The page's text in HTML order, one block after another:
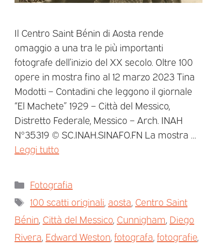
Il Centro Saint Bénin di Aosta rende
omaggio a una tra le più importanti
fotografe dell’inizio del XX secolo. Oltre 100
opere in mostra fino al 12 marzo 2023 Tina
Modotti – Contadini che leggono il giornale
“El Machete” 1929 – Città del Messico,
Distretto Federale, Messico – Arch. INAH
N°35319 © SC.INAH.SINAFO.FN La mostra …
Leggi tutto
Fotografia
100 scatti originali aosta Centro Saint
Bénin Città del Messico Cunnigham Diego
Rivera Edward Weston fotografa fotografie